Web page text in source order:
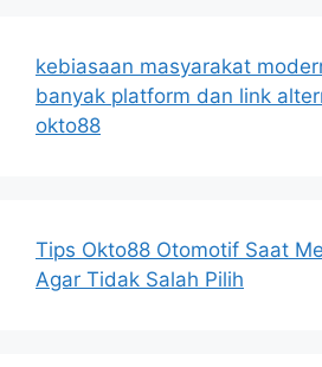
kebiasaan masyarakat
banyak platform dan link
okto88
Tips Okto88 Otomotif Saat
Agar Tidak Salah Pilih